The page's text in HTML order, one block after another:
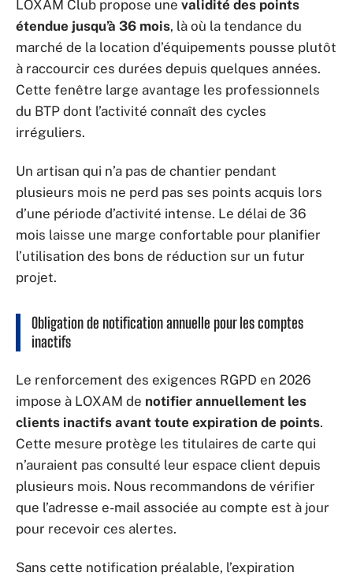
LOXAM Club propose une validité des points
étendue jusqu’à 36 mois, là où la tendance du
marché de la location d’équipements pousse plutôt
à raccourcir ces durées depuis quelques années.
Cette fenêtre large avantage les professionnels
du BTP dont l’activité connaît des cycles
irréguliers.
Un artisan qui n’a pas de chantier pendant
plusieurs mois ne perd pas ses points acquis lors
d’une période d’activité intense. Le délai de 36
mois laisse une marge confortable pour planifier
l’utilisation des bons de réduction sur un futur
projet.
Obligation de notification annuelle pour les comptes
inactifs
Le renforcement des exigences RGPD en 2026
impose à LOXAM de notifier annuellement les
clients inactifs avant toute expiration de points.
Cette mesure protège les titulaires de carte qui
n’auraient pas consulté leur espace client depuis
plusieurs mois. Nous recommandons de vérifier
que l’adresse e-mail associée au compte est à jour
pour recevoir ces alertes.
Sans cette notification préalable, l’expiration